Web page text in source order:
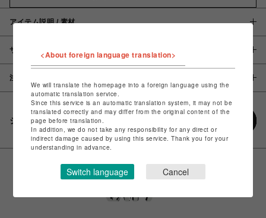
アイテム説明 / 素材
サイズ
注意事項
シェアする
<About foreign language translation>
We will translate the homepage into a foreign language using the
automatic translation service.
Since this service is an automatic translation system, it may not be
translated correctly and may differ from the original content of the
page before translation.
In addition, we do not take any responsibility for any direct or
indirect damage caused by using this service. Thank you for your
understanding in advance.
Switch language Cancel